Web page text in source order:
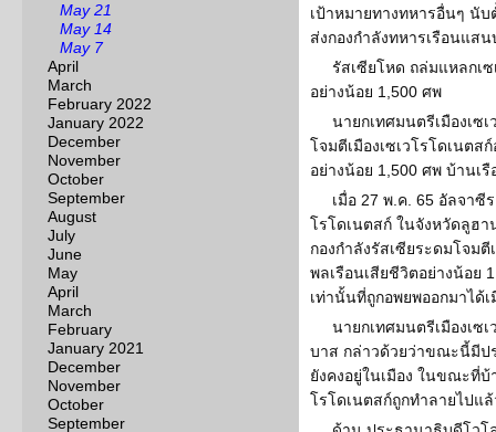
May 21
May 14
May 7
April
March
February 2022
January 2022
December
November
October
September
August
July
June
May
April
March
February
January 2021
December
November
October
September
เป้าหมายทางทหารอื่นๆ นั
ส่งกองกำลังทหารเรือนแส
รัสเซียโหด ถล่มแหลกเซ
อย่างน้อย 1,500 ศพ
นายกเทศมนตรีเมืองเซ
โจมตีเมืองเซเวโรโดเนต
อย่างน้อย 1,500 ศพ บ้านเ
เมื่อ 27 พ.ค. 65 อัลจาซี
โรโดเนตสก์ ในจังหวัดลูฮา
กองกำลังรัสเซียระดมโจมตี
พลเรือนเสียชีวิตอย่างน้อย
เท่านั้นที่ถูกอพยพออกมาได้
นายกเทศมนตรีเมืองเซ
บาส กล่าวด้วยว่าขณะนี้มีป
ยังคงอยู่ในเมือง ในขณะที่บ้
โรโดเนตสก์ถูกทำลายไปแ